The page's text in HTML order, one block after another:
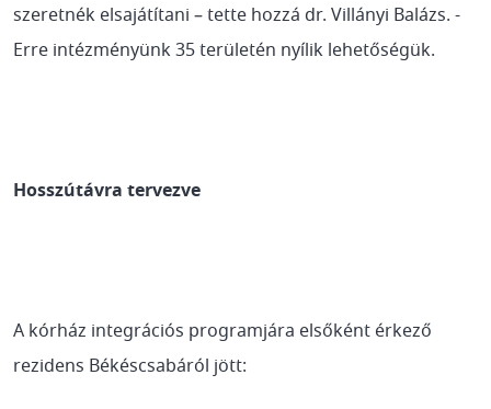
szeretnék elsajátítani – tette hozzá dr. Villányi Balázs. -
Erre intézményünk 35 területén nyílik lehetőségük.
Hosszútávra tervezve
A kórház integrációs programjára elsőként érkező
rezidens Békéscsabáról jött: